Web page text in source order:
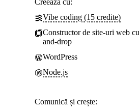
Creează cu:
Vibe coding (15 credite)
Constructor de site-uri web
and-drop
WordPress
Node.js
Comunică și crește: